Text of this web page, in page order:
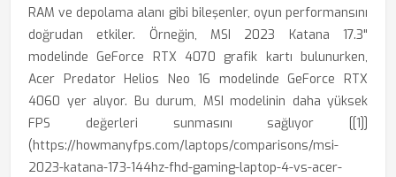
RAM ve depolama alanı gibi bileşenler, oyun performansını
doğrudan etkiler. Örneğin, MSI 2023 Katana 17.3"
modelinde GeForce RTX 4070 grafik kartı bulunurken,
Acer Predator Helios Neo 16 modelinde GeForce RTX
4060 yer alıyor. Bu durum, MSI modelinin daha yüksek
FPS değerleri sunmasını sağlıyor [[1]]
(https://howmanyfps.com/laptops/comparisons/msi-
2023-katana-173-144hz-fhd-gaming-laptop-4-vs-acer-